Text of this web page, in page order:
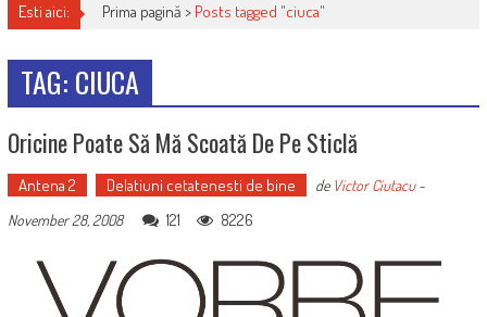
Esti aici: Prima pagină > Posts tagged "ciuca"
TAG: CIUCA
Oricine Poate Să Mă Scoată De Pe Sticlă
Antena 2 Delatiuni cetatenesti de bine de Victor Ciutacu-
November 28, 2008
121 8226